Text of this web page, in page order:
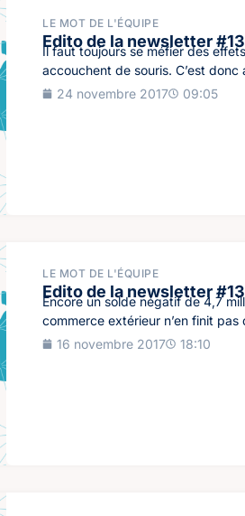
LE MOT DE L'ÉQUIPE
Edito de la newsletter
Il faut toujours se méfier des
accouchent de souris. C’est
24 novembre 2017
09:05
LE MOT DE L'ÉQUIPE
Edito de la newsletter
Encore un solde négatif de 4,7
commerce extérieur n’en finit
16 novembre 2017
18:10